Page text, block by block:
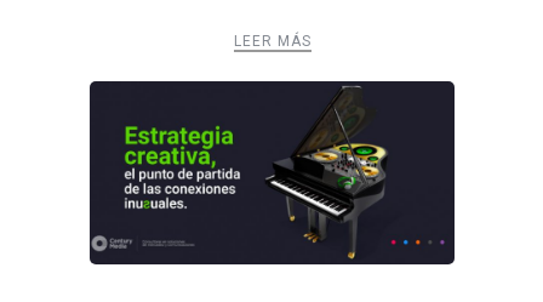
LEER MÁS